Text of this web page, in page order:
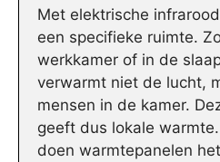
Met elektrische
een specifieke ruimte.
werkkamer of in de
verwarmt niet de lucht,
mensen in de kamer.
geeft dus lokale
doen warmtepanelen